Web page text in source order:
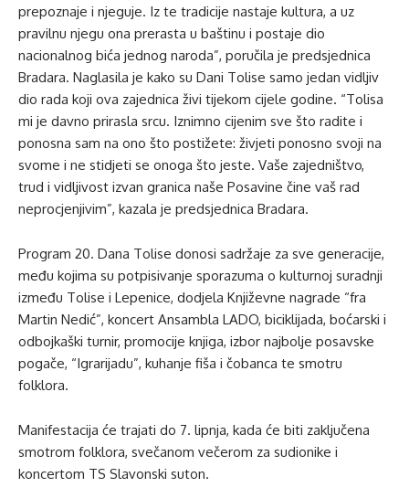
prepoznaje i njeguje. Iz te tradicije nastaje kultura, a uz
pravilnu njegu ona prerasta u baštinu i postaje dio
nacionalnog bića jednog naroda”, poručila je predsjednica
Bradara. Naglasila je kako su Dani Tolise samo jedan vidljiv
dio rada koji ova zajednica živi tijekom cijele godine. “Tolisa
mi je davno prirasla srcu. Iznimno cijenim sve što radite i
ponosna sam na ono što postižete: živjeti ponosno svoji na
svome i ne stidjeti se onoga što jeste. Vaše zajedništvo,
trud i vidljivost izvan granica naše Posavine čine vaš rad
neprocjenjivim”, kazala je predsjednica Bradara.
Program 20. Dana Tolise donosi sadržaje za sve generacije,
među kojima su potpisivanje sporazuma o kulturnoj suradnji
između Tolise i Lepenice, dodjela Književne nagrade “fra
Martin Nedić”, koncert Ansambla LADO, biciklijada, boćarski i
odbojkaški turnir, promocije knjiga, izbor najbolje posavske
pogače, “Igrarijadu”, kuhanje fiša i čobanca te smotru
folklora.
Manifestacija će trajati do 7. lipnja, kada će biti zaključena
smotrom folklora, svečanom večerom za sudionike i
koncertom TS Slavonski suton.